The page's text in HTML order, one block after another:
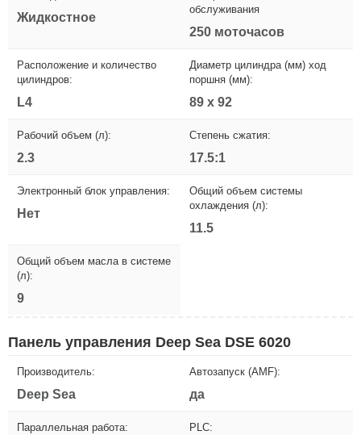
Жидкостное
обслуживания
250 моточасов
Расположение и количество
цилиндров:
L4
Диаметр цилиндра (мм) ход
поршня (мм):
89 x 92
Рабочий объем (л):
2.3
Степень сжатия:
17.5:1
Электронный блок управления:
Нет
Общий объем системы
охлаждения (л):
11.5
Общий объем масла в системе
(л):
9
Панель управления Deep Sea DSE 6020
Производитель:
Deep Sea
Автозапуск (AMF):
да
Параллельная работа: PLC: